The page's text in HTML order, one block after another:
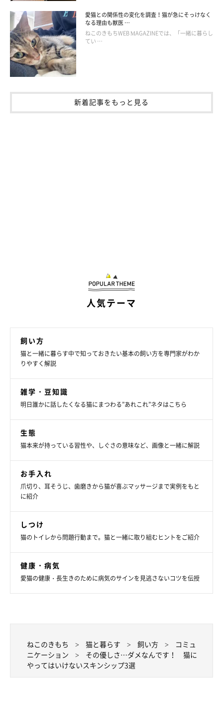
愛猫との関係性の変化を調査！猫が急にそっけなく
なる理由も獣医 …
ねこのきもちWEB MAGAZINEでは、「一緒に暮らし
てい …
新着記事をもっと見る
人気テーマ
飼い方
猫と一緒に暮らす中で知っておきたい基本の飼い方を専門家がわか
りやすく解説
雑学・豆知識
明日誰かに話したくなる猫にまつわる”あれこれ”ネタはこちら
生態
猫本来が持っている習性や、しぐさの意味など、画像と一緒に解説
お手入れ
爪切り、耳そうじ、歯磨きから猫が喜ぶマッサージまで実例をもと
に紹介
しつけ
猫のトイレから問題行動まで。猫と一緒に取り組むヒントをご紹介
健康・病気
愛猫の健康・長生きのために病気のサインを見逃さないコツを伝授
ねこのきもち 猫と暮らす 飼い方
コミュ
ニケーション
その優しさ…ダメなんです！ 猫に
やってはいけないスキンシップ3選